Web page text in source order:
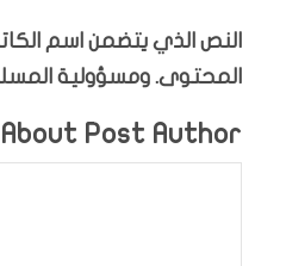
النص الذي يتضمن اسم
المحتوى. ومسؤولية
About Post Author